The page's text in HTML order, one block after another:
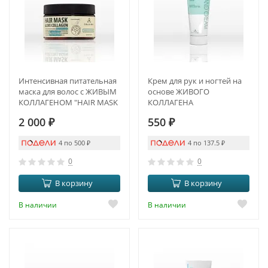
Интенсивная питательная
маска для волос с ЖИВЫМ
КОЛЛАГЕНОМ "HAIR MASK
2 000 ₽
4 по 500 ₽
0
В корзину
В наличии
Крем для рук и ногтей на
основе ЖИВОГО
КОЛЛАГЕНА
550 ₽
4 по 137.5 ₽
0
В корзину
В наличии